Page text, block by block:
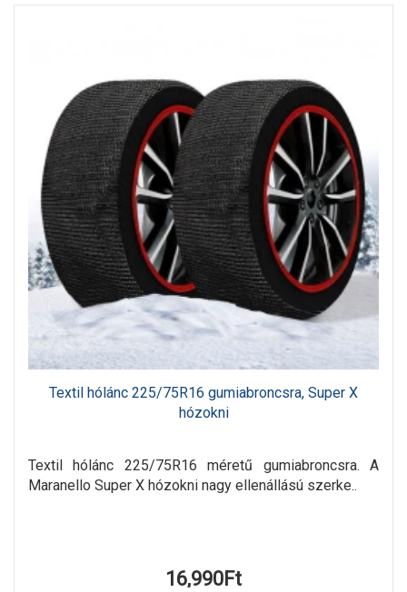
Textil hólánc 225/75R16 gumiabroncsra, Super X
hózokni
Textil hólánc 225/75R16 méretű gumiabroncsra. A
Maranello Super X hózokni nagy ellenállású szerke..
16,990Ft